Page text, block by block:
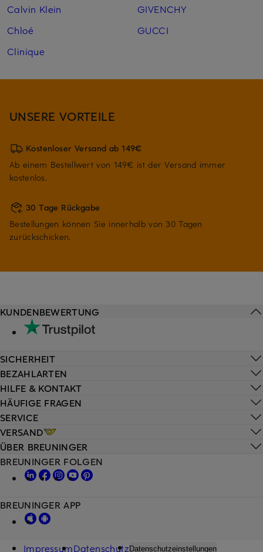
Calvin Klein
Chloé
Clinique
GIVENCHY
GUCCI
UNSERE VORTEILE
Kostenloser Versand ab 149€
Ab einem Bestellwert von 149€ ist der Versand immer
kostenlos.
30 Tage Rückgabe
Bestellungen können Sie innerhalb von 30 Tagen
zurückschicken.
HILFE & KONTAKT
HÄUFIGE FRAGEN
SERVICE
VERSAND
KUNDENBEWERTUNG
SICHERHEIT
BEZAHLARTEN
ÜBER BREUNINGER
BREUNINGER FOLGEN
BREUNINGER APP
ImpressumDatenschutzDatenschutzeinstellungen